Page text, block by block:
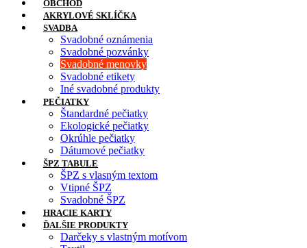
OBCHOD
AKRYLOVÉ SKLÍČKA
SVADBA
Svadobné oznámenia
Svadobné pozvánky
Svadobné menovky
Svadobné etikety
Iné svadobné produkty
PEČIATKY
Štandardné pečiatky
Ekologické pečiatky
Okrúhle pečiatky
Dátumové pečiatky
ŠPZ TABULE
ŠPZ s vlasným textom
Vtipné ŠPZ
Svadobné ŠPZ
HRACIE KARTY
ĎALŠIE PRODUKTY
Darčeky s vlastným motívom